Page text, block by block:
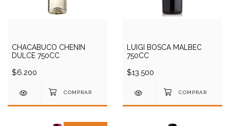
CHACABUCO CHENIN
DULCE 750CC
$6.200
LUIGI BOSCA MALBEC
750CC
$13.500